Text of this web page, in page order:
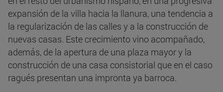
expansión de la villa hacia la llanura, una tendencia a
la regularización de las calles y a la construcción de
nuevas casas. Este crecimiento vino acompañado,
además, de la apertura de una plaza mayor y la
construcción de una casa consistorial que en el caso
ragués presentan una impronta ya barroca.